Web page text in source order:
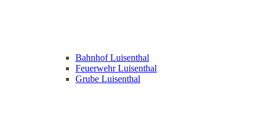
Bahnhof Luisenthal
Feuerwehr Luisenthal
Grube Luisenthal